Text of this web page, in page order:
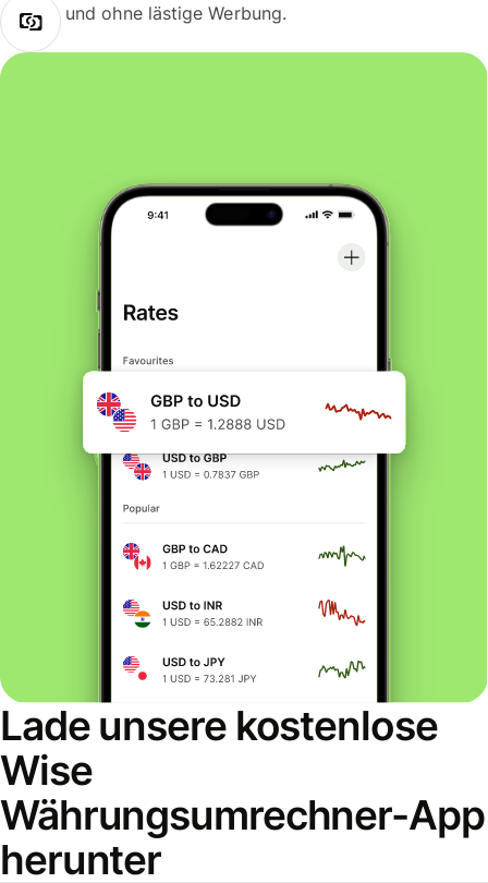
und ohne lästige Werbung.
Lade unsere kostenlose
Wise
Währungsumrechner-App
herunter